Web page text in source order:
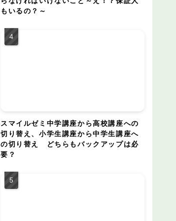
もいるの？～
スマイルゼミ中学講座から高校講座への
切り替え、小学生講座から中学生講座へ
の切り替え どちらもバックアップは必
要？